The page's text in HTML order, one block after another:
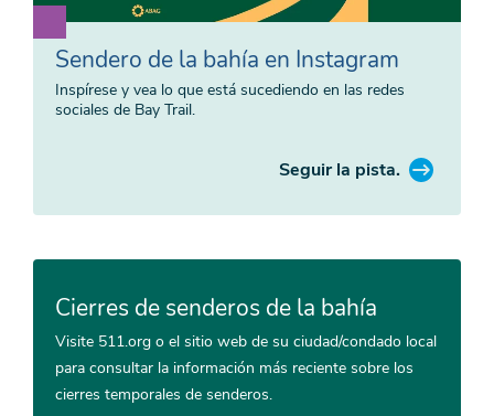
Sendero de la bahía en Instagram
Inspírese y vea lo que está sucediendo en las redes
sociales de Bay Trail.
Seguir la pista.
Cierres de senderos de la bahía
Visite 511.org o el sitio web de su ciudad/condado local
para consultar la información más reciente sobre los
cierres temporales de senderos.